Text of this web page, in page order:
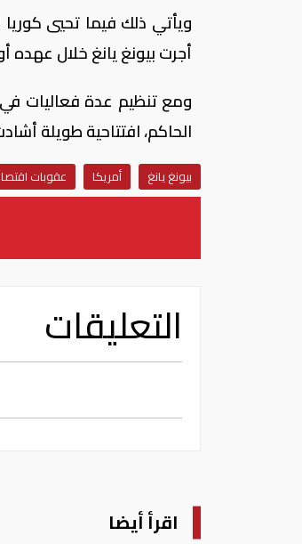
ويأتي ذلك فيما تحيي كوريا
أجرت بيونغ يانغ خلال عهده
ومع تنظيم عدة فعاليات
الحاكم، افتتاحية طويلة
بيونغ يانغ أمريكا عقوبات
التعليقات
اقرأ أيضا